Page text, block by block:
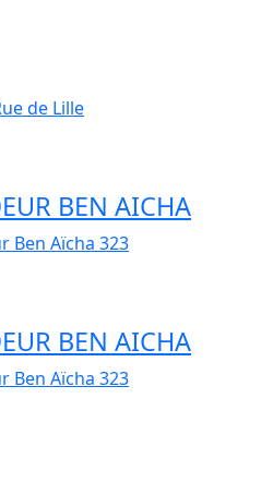
de Lille
BEN AICHA
Ben Aïcha 323
BEN AICHA
Ben Aïcha 323